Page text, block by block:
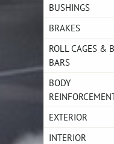
BUSHINGS
BRAKES
ROLL CAGES &
BARS
BODY
EXTERIOR
INTERIOR